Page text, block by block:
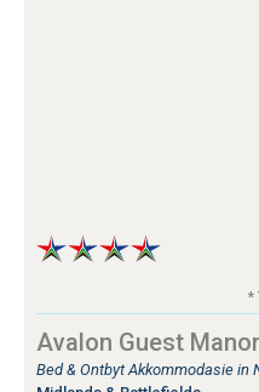
*
Avalon Guest Manor
Bed & Ontbyt Akkommodasie in